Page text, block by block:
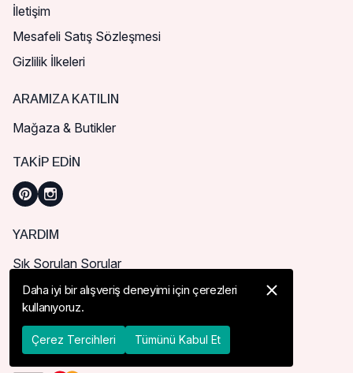
İletişim
Mesafeli Satış Sözleşmesi
Gizlilik İlkeleri
ARAMIZA KATILIN
Mağaza & Butikler
TAKIP EDIN
YARDIM
Sık Sorulan Sorular
Nasıl Sipariş Verebilirim?
Kargo ve Teslimat
İade, İptal ve Değişim
Daha iyi bir alışveriş deneyimi için çerezleri
kullanıyoruz.
Çerez Tercihleri Tümünü Kabul Et